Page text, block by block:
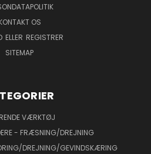
OS
ELLER REGISTRER
SITEMAP
VÆRKTØJ
- FRÆSNING/DREJNING
DREJNING/GEVINDSKÆRING